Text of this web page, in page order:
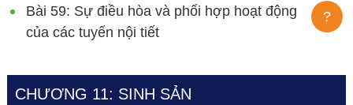
Bài 59: Sự điều hòa và phối hợp hoạt động
của các tuyến nội tiết
?
CHƯƠNG 11: SINH SẢN